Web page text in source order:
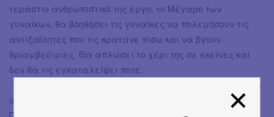
τεράστιο ανθρωπιστικό της έργο, το Μέγαρο των
γυναίκων, θα βοηθήσει τις γυναίκες να πολεμήσουν τις
αντιξοότητες που τις κρατάνε πίσω και να βγουν
θριαμβεύτριες. Θα απλώσει το χέρι της σε εκείνες και
δεν θα τις εγκαταλείψει ποτέ.
out και αποσύρεται από την μέχρι τότε ζωή της.